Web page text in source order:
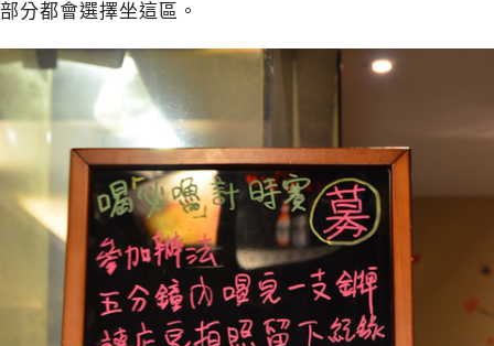
部分都會選擇坐這區。